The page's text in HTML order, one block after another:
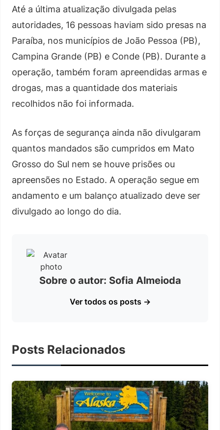
Até a última atualização divulgada pelas
autoridades, 16 pessoas haviam sido presas na
Paraíba, nos municípios de João Pessoa (PB),
Campina Grande (PB) e Conde (PB). Durante a
operação, também foram apreendidas armas e
drogas, mas a quantidade dos materiais
recolhidos não foi informada.
As forças de segurança ainda não divulgaram
quantos mandados são cumpridos em Mato
Grosso do Sul nem se houve prisões ou
apreensões no Estado. A operação segue em
andamento e um balanço atualizado deve ser
divulgado ao longo do dia.
Sobre o autor: Sofia Almeioda
Ver todos os posts →
Posts Relacionados